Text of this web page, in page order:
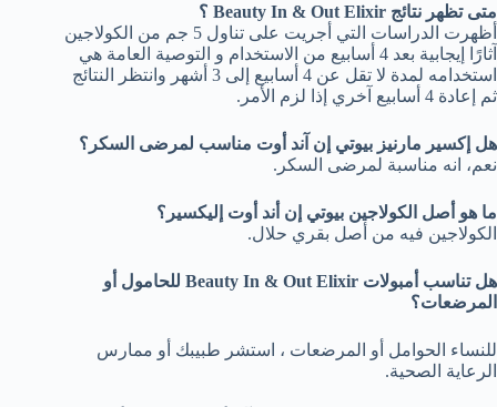
متى تظهر نتائج Beauty In & Out Elixir ؟
أظهرت الدراسات التي أجريت على تناول 5 جم من الكولاجين
آثارًا إيجابية بعد 4 أسابيع من الاستخدام و التوصية العامة هي
استخدامه لمدة لا تقل عن 4 أسابيع إلى 3 أشهر وانتظر النتائج
ثم إعادة 4 أسابيع آخري إذا لزم الأمر.
هل إكسير مارنيز بيوتي إن آند أوت مناسب لمرضى السكر؟
نعم، انه مناسبة لمرضى السكر.
ما هو أصل الكولاجين بيوتي إن أند أوت إليكسير؟
الكولاجين فيه من أصل بقري حلال.
هل تناسب أمبولات Beauty In & Out Elixir للحامول أو
المرضعات؟
للنساء الحوامل أو المرضعات ، استشر طبيبك أو ممارس
الرعاية الصحية.